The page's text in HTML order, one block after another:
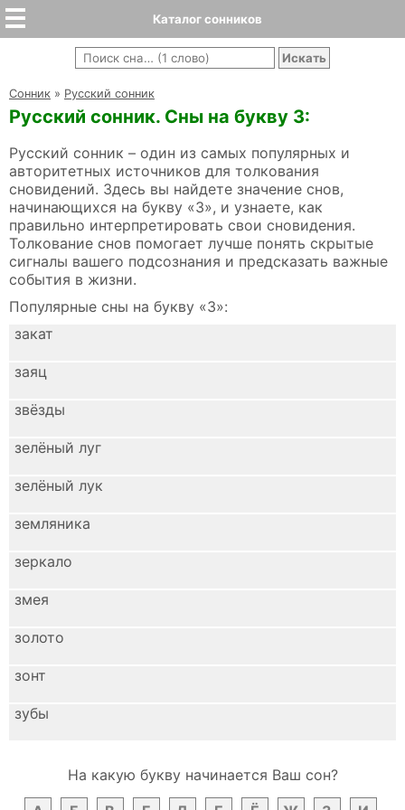
Каталог сонников
Cонник » Русский сонник
Русский сонник. Сны на букву З:
Русский сонник – один из самых популярных и
авторитетных источников для толкования
сновидений. Здесь вы найдете значение снов,
начинающихся на букву «З», и узнаете, как
правильно интерпретировать свои сновидения.
Толкование снов помогает лучше понять скрытые
сигналы вашего подсознания и предсказать важные
события в жизни.
Популярные сны на букву «З»:
закат
заяц
звёзды
зелёный луг
зелёный лук
земляника
зеркало
змея
золото
зонт
зубы
На какую букву начинается Ваш сон?